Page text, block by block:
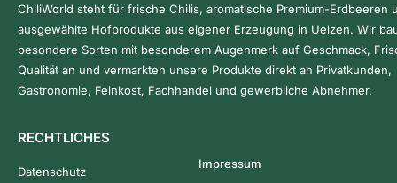
ChiliWorld steht für frische Chilis, aromatische Premium-Erdbeeren
ausgewählte Hofprodukte aus eigener Erzeugung in Uelzen. Wir
besondere Sorten mit besonderem Augenmerk auf Geschmack,
Qualität an und vermarkten unsere Produkte direkt an Privatkunden,
Gastronomie, Feinkost, Fachhandel und gewerbliche Abnehmer.
RECHTLICHES
Datenschutz
Impressum